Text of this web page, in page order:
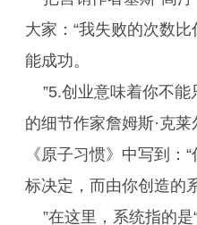
大家：“我失败的次数
能成功。
”5.创业意味着你不
的细节作家詹姆斯·克
《原子习惯》中写到：
标决定，而由你创造的
”在这里，系统指的